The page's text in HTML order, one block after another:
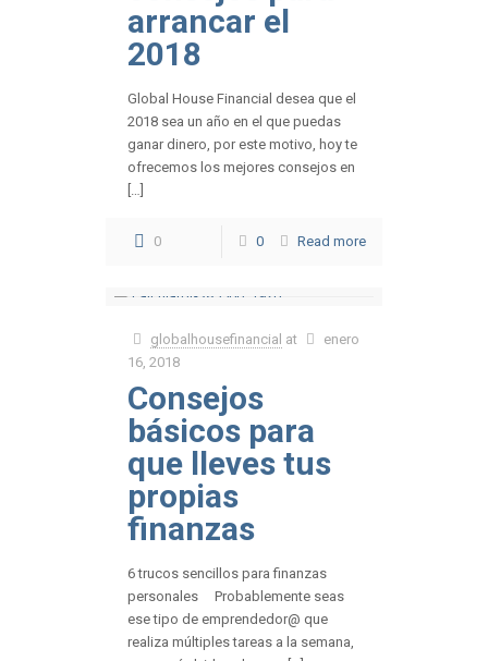
arrancar el
2018
Global House Financial desea que el
2018 sea un año en el que puedas
ganar dinero, por este motivo, hoy te
ofrecemos los mejores consejos en
[…]
0 0 Read more
globalhousefinancial at
enero
16, 2018
Consejos
básicos para
que lleves tus
propias
finanzas
6 trucos sencillos para finanzas
personales Probablemente seas
ese tipo de emprendedor@ que
realiza múltiples tareas a la semana,